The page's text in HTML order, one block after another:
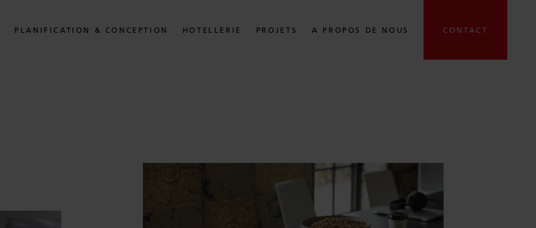
PLANIFICATION & CONCEPTION HOTELLERIE PROJETS A PROPOS DE NOUS CONTACT